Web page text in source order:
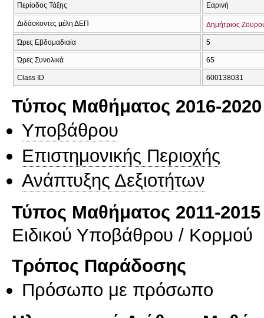
Περίοδος Τάξης Εαρινή
Διδάσκοντες μέλη ΔΕΠ Δημήτριος
Ώρες Εβδομαδιαία 5
Ώρες Συνολικά 65
Class ID 600138031
Τύπος Μαθήματος 2016-2020
Υποβάθρου
Επιστημονικής Περιοχής
Ανάπτυξης Δεξιοτήτων
Τύπος Μαθήματος 2011-2015
Ειδικού Υποβάθρου / Κορμού
Τρόπος Παράδοσης
Πρόσωπο με πρόσωπο